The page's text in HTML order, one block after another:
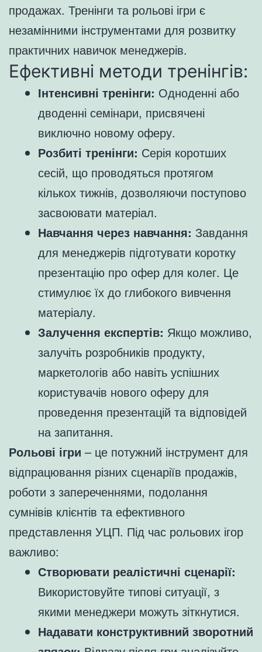
продажах. Тренінги та рольові ігри є
незамінними інструментами для розвитку
практичних навичок менеджерів.
Ефективні методи тренінгів:
Інтенсивні тренінги: Одноденні або
дводенні семінари, присвячені
виключно новому оферу.
Розбиті тренінги: Серія коротших
сесій, що проводяться протягом
кількох тижнів, дозволяючи поступово
засвоювати матеріал.
Навчання через навчання: Завдання
для менеджерів підготувати коротку
презентацію про офер для колег. Це
стимулює їх до глибокого вивчення
матеріалу.
Залучення експертів: Якщо можливо,
залучіть розробників продукту,
маркетологів або навіть успішних
користувачів нового оферу для
проведення презентацій та відповідей
на запитання.
Рольові ігри – це потужний інструмент для
відпрацювання різних сценаріїв продажів,
роботи з запереченнями, подолання
сумнівів клієнтів та ефективного
представлення УЦП. Під час рольових ігор
важливо:
Створювати реалістичні сценарії:
Використовуйте типові ситуації, з
якими менеджери можуть зіткнутися.
Надавати конструктивний зворотний